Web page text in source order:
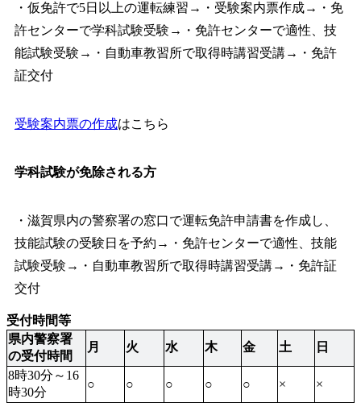
・仮免許で5日以上の運転練習→・受験案内票作成→・免
許センターで学科試験受験→・免許センターで適性、技
能試験受験→・自動車教習所で取得時講習受講→・免許
証交付
受験案内票の作成はこちら
学科試験が免除される方
・滋賀県内の警察署の窓口で運転免許申請書を作成し、
技能試験の受験日を予約→・免許センターで適性、技能
試験受験→・自動車教習所で取得時講習受講→・免許証
交付
受付時間等
県内警察署
の受付時間
月 火 水 木 金 土 日
8時30分～16
時30分
○ ○ ○ ○ ○ × ×